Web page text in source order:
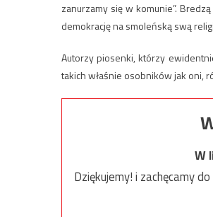
zanurzamy się w komunie”.
demokrację na smoleńską swą
Autorzy piosenki, którzy
takich właśnie osobników jak oni,
W
Dziękujemy! i zachęcamy